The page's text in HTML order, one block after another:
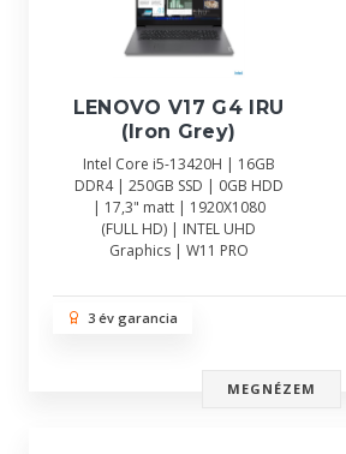
LENOVO V17 G4 IRU
(Iron Grey)
Intel Core i5-13420H | 16GB
DDR4 | 250GB SSD | 0GB HDD
| 17,3" matt | 1920X1080
(FULL HD) | INTEL UHD
Graphics | W11 PRO
3 év garancia
MEGNÉZEM